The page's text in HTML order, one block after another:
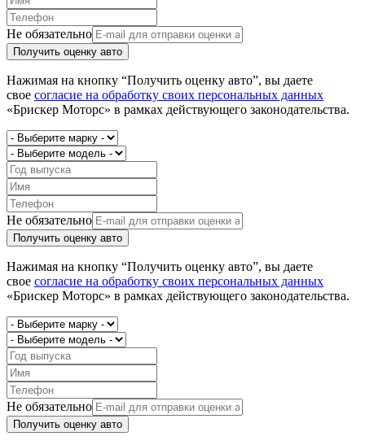
Не обязательно
Получить оценку авто
Нажимая на кнопку “Получить оценку авто”, вы даете
свое согласие на обработку своих персональных данных
«Брискер Моторс» в рамках действующего законодательства.
Не обязательно
Получить оценку авто
Нажимая на кнопку “Получить оценку авто”, вы даете
свое согласие на обработку своих персональных данных
«Брискер Моторс» в рамках действующего законодательства.
Не обязательно
Получить оценку авто